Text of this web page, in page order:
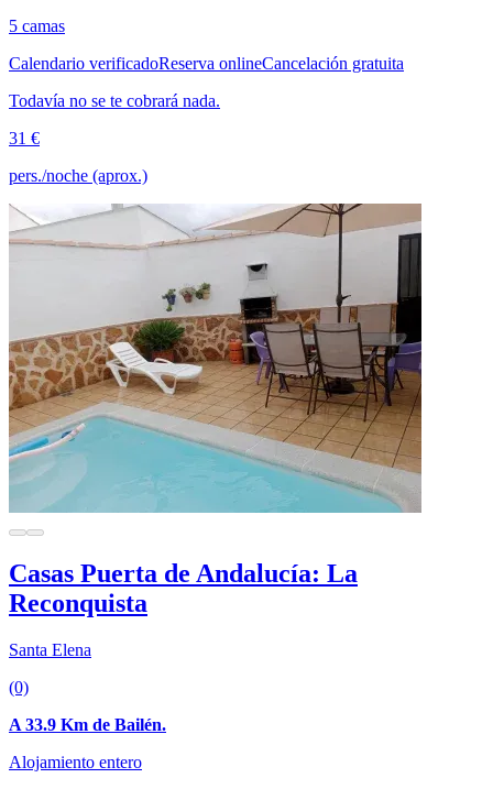
5 camas
Calendario verificadoReserva onlineCancelación gratuita
Todavía no se te cobrará nada.
31 €
pers./noche (aprox.)
Casas Puerta de Andalucía: La
Reconquista
Santa Elena
(0)
A 33.9 Km de Bailén.
Alojamiento entero